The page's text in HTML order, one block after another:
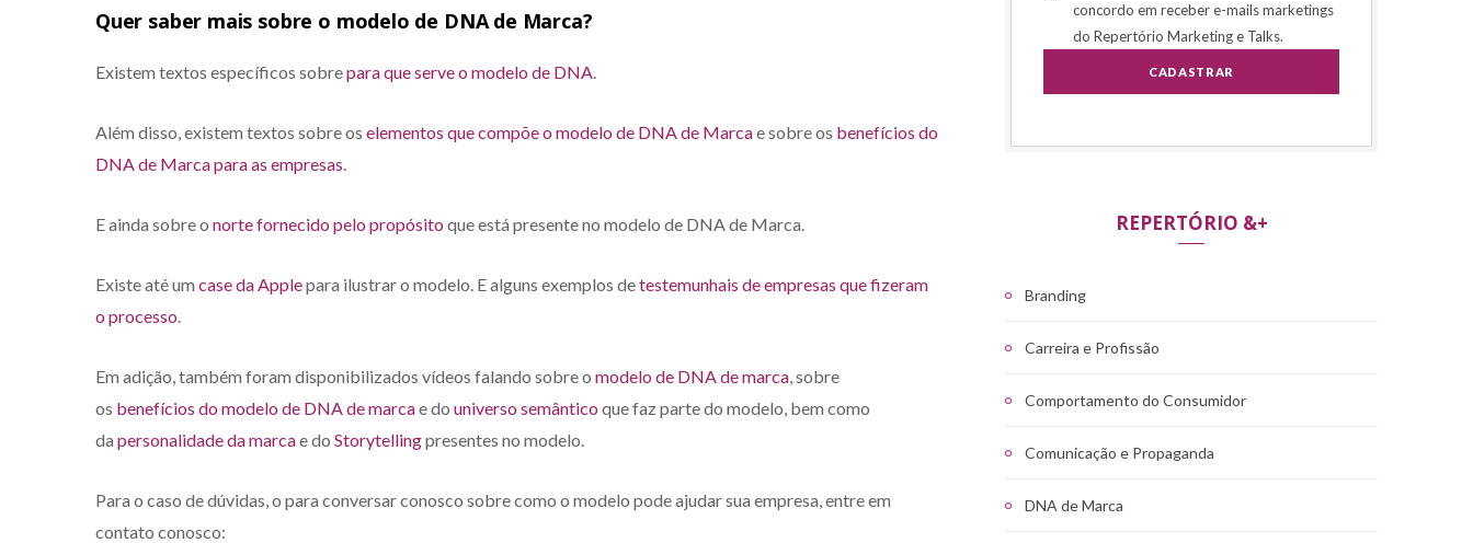
Quer saber mais sobre o modelo de DNA de Marca?
Existem textos específicos sobrepara que serve o modelo de DNA.
Além disso, existem textos sobre os elementos que compõe o modelo de DNA de Marcae sobre os benefícios do
DNA de Marca para as empresas.
E ainda sobre o norte fornecido pelo propósito que está presente no modelo de DNA de Marca.
Existe até um case da Applepara ilustrar o modelo. E alguns exemplos detestemunhais de empresas que fizeram
o processo.
Em adição, também foram disponibilizados vídeos falando sobre o modelo de DNA de marca, sobre
os benefícios do modelo de DNA de marcae do universo semântico que faz parte do modelo, bem como
da personalidade da marcae do Storytellingpresentes no modelo.
Para o caso de dúvidas, o para conversar conosco sobre como o modelo pode ajudar sua empresa, entre em
contato conosco:
concordo em receber e-mails marketings
do Repertório Marketing e Talks.
REPERTÓRIO &+
Branding
Carreira e Profissão
Comportamento do Consumidor
Comunicação e Propaganda
DNA de Marca